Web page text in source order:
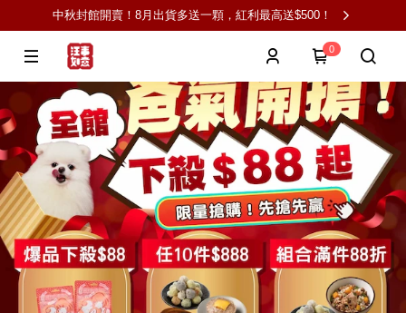
中秋封館開賣！8月出貨多送一顆，紅利最高送$500！
0